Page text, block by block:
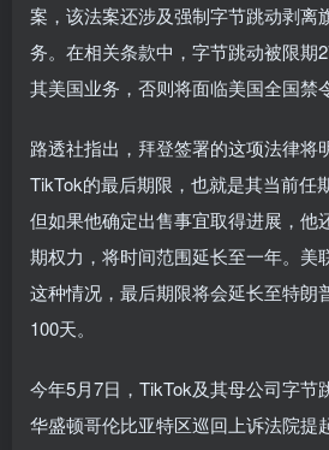
案，该法案还涉及强制字节跳动剥离
务。在相关条款中，字节跳动被限期
其美国业务，否则将面临美国全国禁令
路透社指出，拜登签署的这项法律将
TikTok的最后期限，也就是其当前任
但如果他确定出售事宜取得进展，他
期权力，将时间范围延长至一年。美
这种情况，最后期限将会延长至特朗
100天。
今年5月7日，TikTok及其母公司字节
华盛顿哥伦比亚特区巡回上诉法院提